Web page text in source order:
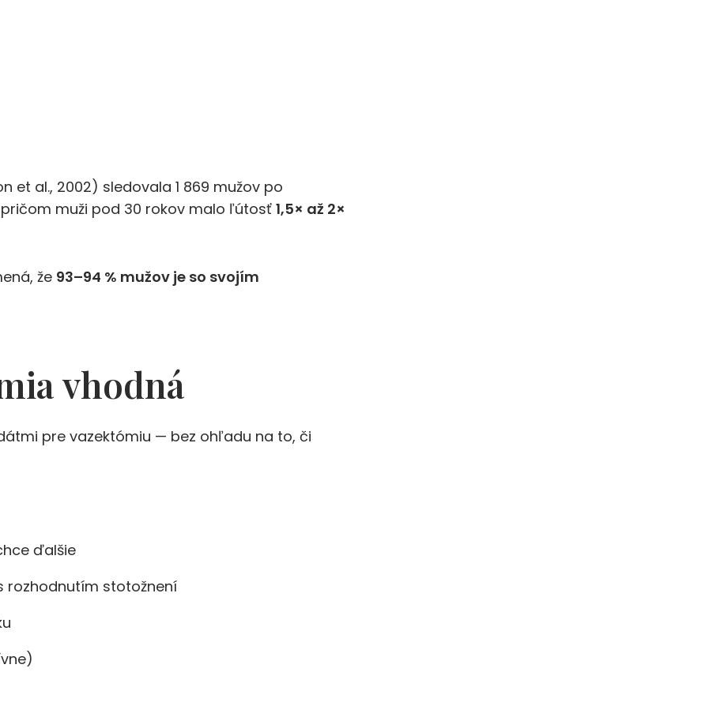
et al., 2002) sledovala 1 869 mužov po
muži pod 30 rokov malo ľútosť 1,5× až 2×
že 93–94 % mužov je so svojím
vhodná
pre vazektómiu — bez ohľadu na to, či
ďalšie
rozhodnutím stotožnení